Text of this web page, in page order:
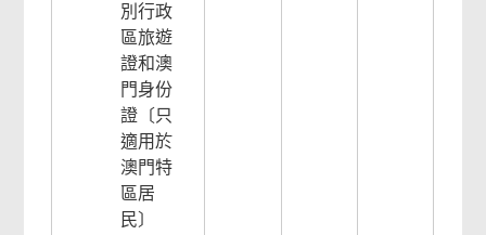
別行政
區旅遊
證和澳
門身份
證〔只
適用於
澳門特
區居
民〕